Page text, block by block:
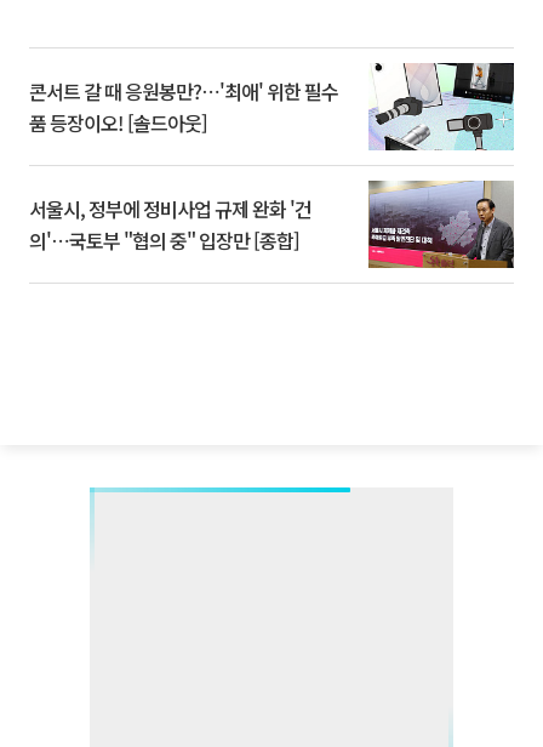
콘서트 갈 때 응원봉만?⋯'최애' 위한 필수
품 등장이오! [솔드아웃]
서울시, 정부에 정비사업 규제 완화 '건
의'⋯국토부 "협의 중" 입장만 [종합]